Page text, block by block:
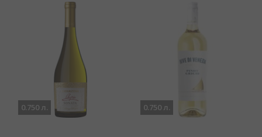
0.750 л. 0.750 л.